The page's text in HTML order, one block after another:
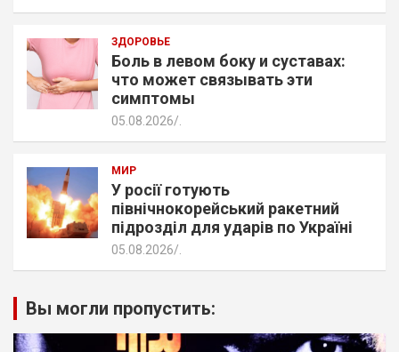
ЗДОРОВЬЕ
Боль в левом боку и суставах:
что может связывать эти
симптомы
05.08.2026
МИР
У росії готують
північнокорейський ракетний
підрозділ для ударів по Україні
05.08.2026
Вы могли пропустить: